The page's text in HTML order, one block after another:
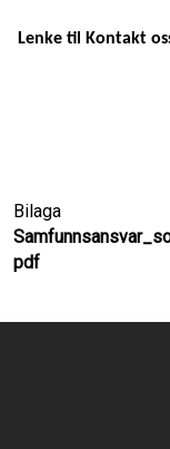
Lenke til Kontakt
Bilaga
pdf